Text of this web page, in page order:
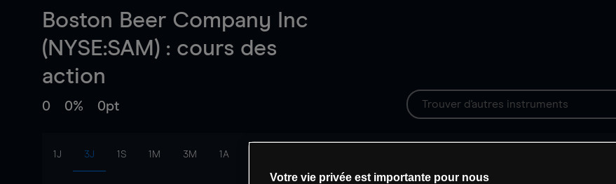
Boston Beer Company Inc
(NYSE:SAM) : cours des
action
0 0% 0pt
1J 3J 1S 1M 3M 1A
Votre vie privée est importante pour nous